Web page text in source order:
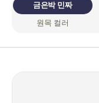
금은박 민짜
원목 컬러